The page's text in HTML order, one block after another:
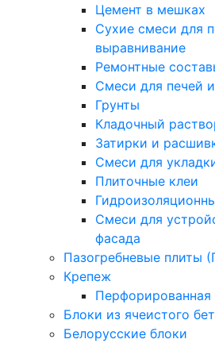
Цемент в мешках
Сухие смеси для
выравнивание
Ремонтные
Смеси для печей
Грунты
Кладочный
Затирки и
Смеси для
Плиточные клеи
Смеси для
фасада
Пазогребневые плиты
Крепеж
Перфорированная
Блоки из ячеистого
Белорусские блоки